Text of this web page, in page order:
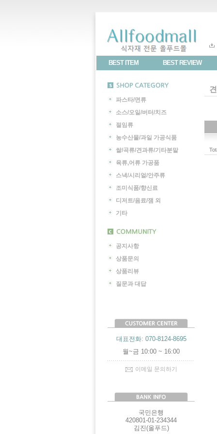
BEST ITEM BEST REVIEW
파스타/면류
소스/오일/버터/치즈
절임류
농수산물/과일 가공식품
쌀/곡류/견과류/기타분말
육류,어류 가공품
스낵/시리얼/안주류
조미식품/향신료
디저트/음료/잼 외
기타
공지사항
상품문의
상품리뷰
질문과 대답
대표전화: 070-8124-8695
월~금 10:00 ~ 16:00
이메일 문의하기
국민은행
420801-01-234344
김진(올푸드)